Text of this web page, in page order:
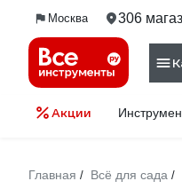
Москва 306
Акции
Главная / Всё для сада /